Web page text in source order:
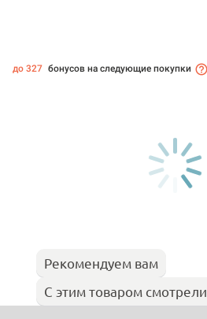
до 327 бонусов на следующие покупки
Рекомендуем вам
С этим товаром смотрели